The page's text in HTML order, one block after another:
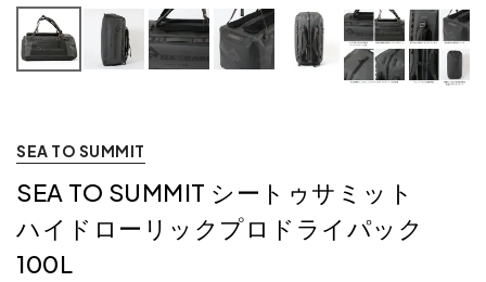
SEA TO SUMMIT
SEA TO SUMMIT シートゥサミット
ハイドローリックプロドライパック
100L